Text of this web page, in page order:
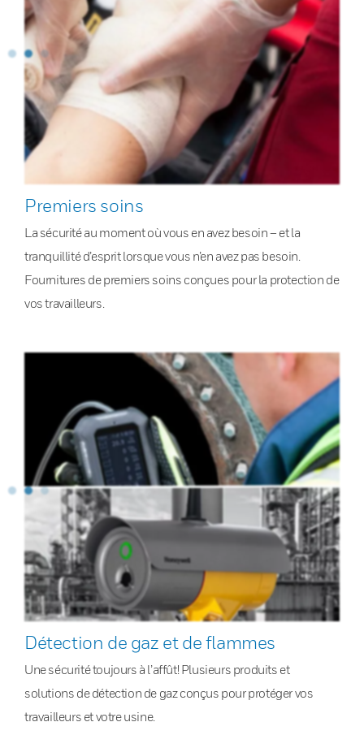
Premiers soins
La sécurité au moment où vous en avez besoin – et la
tranquillité d’esprit lorsque vous n’en avez pas besoin.
Fournitures de premiers soins conçues pour la protection de
vos travailleurs.
Détection de gaz et de flammes
Une sécurité toujours à l’affût! Plusieurs produits et
solutions de détection de gaz conçus pour protéger vos
travailleurs et votre usine.